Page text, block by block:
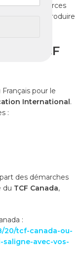
et ressources
pour reproduire
le TCF
pour le
International.
:
des démarches
du TCF Canada,
:
20/tcf-canada-ou-
avec-vos-